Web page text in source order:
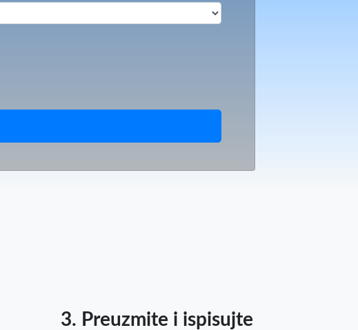
3. Preuzmite i ispisujte